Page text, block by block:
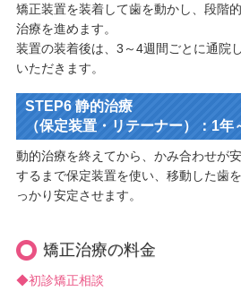
矯正装置を装着して歯を動かし、段階
治療を進めます。
装置の装着後は、3～4週間ごとに通院
いただきます。
STEP6 静的治療
（保定装置・リテーナー）：1年
動的治療を終えてから、かみ合わせが
するまで保定装置を使い、移動した歯
っかり安定させます。
矯正治療の料金
◆初診矯正相談